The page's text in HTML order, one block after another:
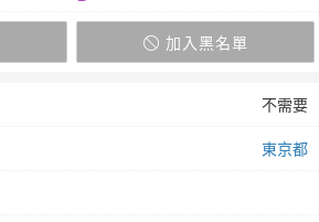
加入黑名單
不需要
東京都